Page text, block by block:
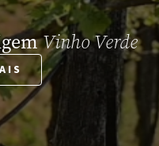
Vinho Verde